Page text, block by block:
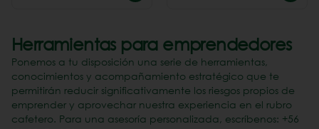
Herramientas para emprendedores
Ponemos a tu disposición una serie de herramientas,
conocimientos y acompañamiento estratégico que te
permitirán reducir significativamente los riesgos propios de
emprender y aprovechar nuestra experiencia en el rubro
cafetero. Para una asesoría personalizada, escríbenos: +56